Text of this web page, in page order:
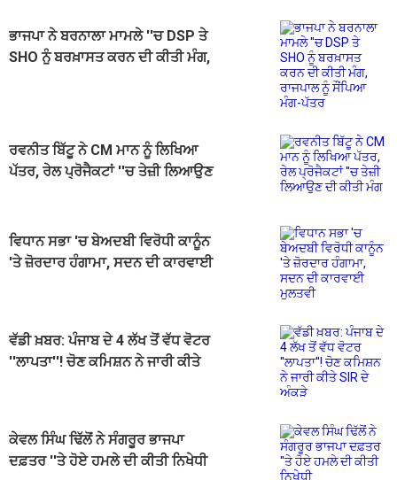
ਭਾਜਪਾ ਨੇ ਬਰਨਾਲਾ ਮਾਮਲੇ ''ਚ DSP ਤੇ
SHO ਨੂੰ ਬਰਖ਼ਾਸਤ ਕਰਨ ਦੀ ਕੀਤੀ ਮੰਗ,
ਰਵਨੀਤ ਬਿੱਟੂ ਨੇ CM ਮਾਨ ਨੂੰ ਲਿਖਿਆ
ਪੱਤਰ, ਰੇਲ ਪ੍ਰੋਜੈਕਟਾਂ ''ਚ ਤੇਜ਼ੀ ਲਿਆਉਣ
ਵਿਧਾਨ ਸਭਾ 'ਚ ਬੇਅਦਬੀ ਵਿਰੋਧੀ ਕਾਨੂੰਨ
'ਤੇ ਜ਼ੋਰਦਾਰ ਹੰਗਾਮਾ, ਸਦਨ ਦੀ ਕਾਰਵਾਈ
ਵੱਡੀ ਖ਼ਬਰ: ਪੰਜਾਬ ਦੇ 4 ਲੱਖ ਤੋਂ ਵੱਧ ਵੋਟਰ
''ਲਾਪਤਾ''! ਚੋਣ ਕਮਿਸ਼ਨ ਨੇ ਜਾਰੀ ਕੀਤੇ
ਕੇਵਲ ਸਿੰਘ ਢਿੱਲੋਂ ਨੇ ਸੰਗਰੂਰ ਭਾਜਪਾ
ਦਫ਼ਤਰ ''ਤੇ ਹੋਏ ਹਮਲੇ ਦੀ ਕੀਤੀ ਨਿਖੇਧੀ